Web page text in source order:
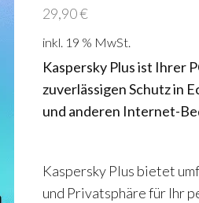
29,90€
inkl. 19 % MwSt.
Kaspersky Plus ist Ihrer
zuverlässigen Schutz in
und anderen Internet-
Kaspersky Plus bietet
und Privatsphäre für Ihr